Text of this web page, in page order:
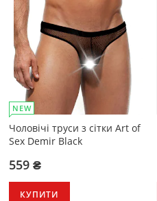
NEW
Чоловічі труси з сітки Art of
Sex Demir Black
559 ₴
КУПИТИ